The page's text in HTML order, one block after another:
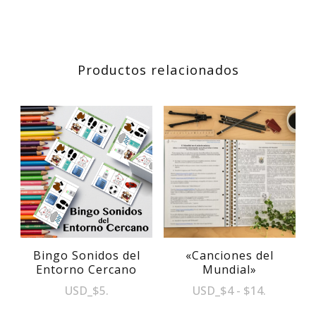
Productos relacionados
Bingo Sonidos del
Entorno Cercano
USD $5.
«Canciones del
Mundial»
USD $4 - $14Rango
.